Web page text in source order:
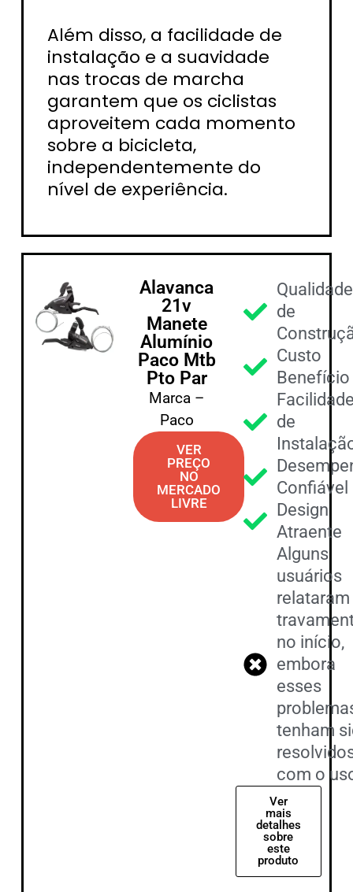
Além disso, a facilidade de
instalação e a suavidade
nas trocas de marcha
garantem que os ciclistas
aproveitem cada momento
sobre a bicicleta,
independentemente do
nível de experiência.
Alavanca
21v
Manete
Alumínio
Paco Mtb
Pto Par
Marca –
Paco
VER
PREÇO
NO
MERCADO
LIVRE
Qualidade
de
Custo
Benefício
de
Confiável
Design
Atraente
Alguns
usuários
relataram
no início,
embora
esses
tenham
com o
Ver
mais
detalhes
sobre
este
produto